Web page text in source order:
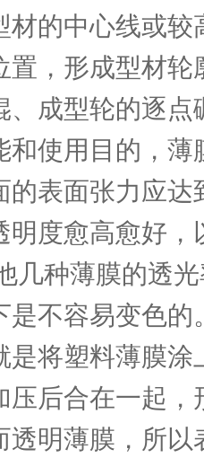
材的中心线或
置，形成型材
、成型轮的逐
用目的，薄
的表面张力应
明度愈高愈好
几种薄膜的透
是不容易变色的
塑料薄膜涂
压后合在一起
透明薄膜，所